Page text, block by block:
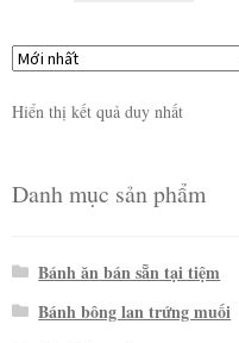
Hiển thị kết quả duy nhất
Danh mục sản phẩm
Bánh ăn bán sẵn tại tiệm
Bánh bông lan trứng muối